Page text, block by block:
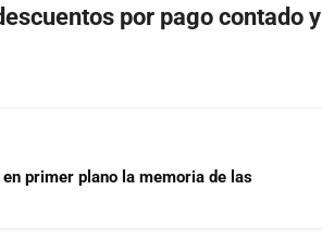
por pago contado y
primer plano la memoria de las